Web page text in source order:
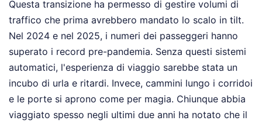
Questa transizione ha permesso di gestire volumi di
traffico che prima avrebbero mandato lo scalo in tilt.
Nel 2024 e nel 2025, i numeri dei passeggeri hanno
superato i record pre-pandemia. Senza questi sistemi
automatici, l'esperienza di viaggio sarebbe stata un
incubo di urla e ritardi. Invece, cammini lungo i corridoi
e le porte si aprono come per magia. Chiunque abbia
viaggiato spesso negli ultimi due anni ha notato che il